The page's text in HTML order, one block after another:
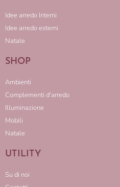
Idee arredo Interni
Idee arredo esterni
Natale
SHOP
Ambienti
Complementi d'arredo
Illuminazione
Mobili
Natale
UTILITY
Su di noi